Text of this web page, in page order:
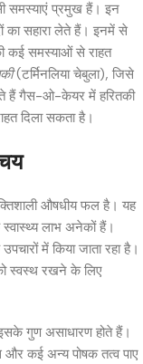
समस्याएं प्रमुख हैं। इन
का सहारा लेते हैं। इनमें से
कई समस्याओं से राहत
(टर्मिनलिया चेबुला), जिसे
हैं गैस-ओ-केयर में हरितकी
दिला सकता है।
औषधीय फल है। यह
स्वास्थ्य लाभ अनेकों हैं।
में किया जाता रहा है।
स्वस्थ रखने के लिए
गुण असाधारण होते हैं।
और कई अन्य पोषक तत्व पाए